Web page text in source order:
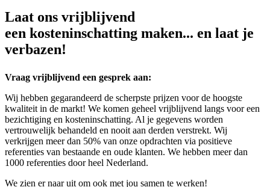
Laat ons vrijblijvend
een kosteninschatting maken... en laat je
verbazen!
Vraag vrijblijvend een gesprek aan:
Wij hebben gegarandeerd de scherpste prijzen voor de hoogste
kwaliteit in de markt! We komen geheel vrijblijvend langs voor een
bezichtiging en kosteninschatting. Al je gegevens worden
vertrouwelijk behandeld en nooit aan derden verstrekt. Wij
verkrijgen meer dan 50% van onze opdrachten via positieve
referenties van bestaande en oude klanten. We hebben meer dan
1000 referenties door heel Nederland.
We zien er naar uit om ook met jou samen te werken!